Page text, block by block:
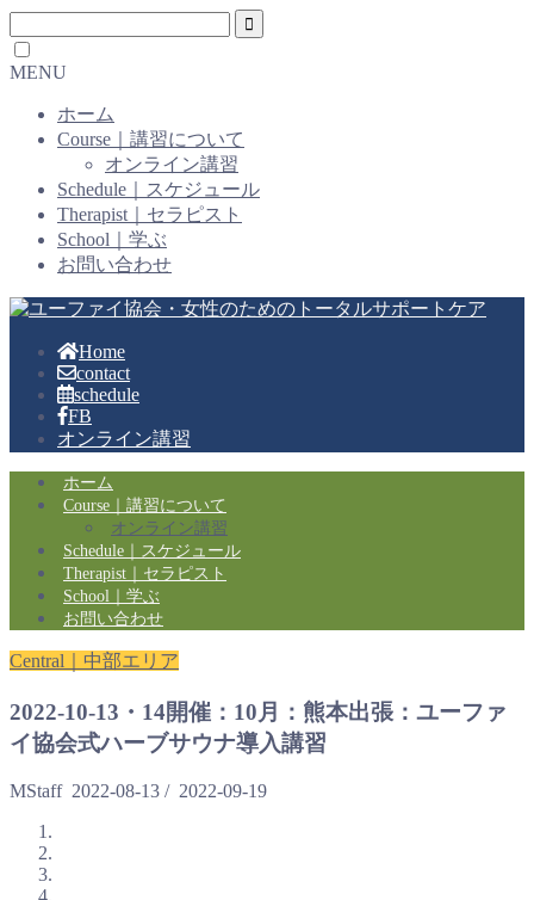
MENU
ホーム
Course｜講習について
オンライン講習
Schedule｜スケジュール
Therapist｜セラピスト
School｜学ぶ
お問い合わせ
Home
contact
schedule
FB
オンライン講習
ホーム
Course｜講習について
オンライン講習
Schedule｜スケジュール
Therapist｜セラピスト
School｜学ぶ
お問い合わせ
Central｜中部エリア
2022-10-13・14開催：10月：熊本出張：ユーファ
イ協会式ハーブサウナ導入講習
MStaff 2022-08-13 / 2022-09-19